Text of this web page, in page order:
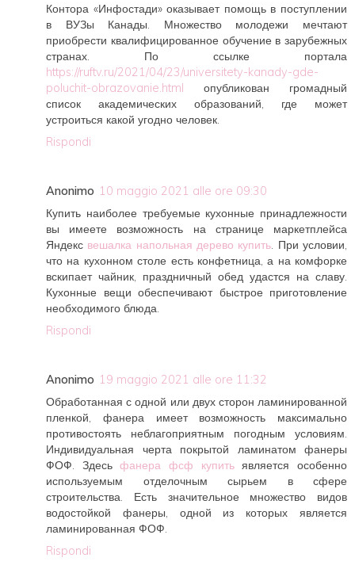
Контора «Инфостади» оказывает помощь в поступлении
в ВУЗы Канады. Множество молодежи мечтают
приобрести квалифицированное обучение в зарубежных
странах. По ссылке портала
https://ruftv.ru/2021/04/23/universitety-kanady-gde-
poluchit-obrazovanie.html опубликован громадный
список академических образований, где может
устроиться какой угодно человек.
Rispondi
Anonimo 10 maggio 2021 alle ore 09:30
Купить наиболее требуемые кухонные принадлежности
вы имеете возможность на странице маркетплейса
Яндекс вешалка напольная дерево купить . При условии,
что на кухонном столе есть конфетница, а на комфорке
вскипает чайник, праздничный обед удастся на славу.
Кухонные вещи обеспечивают быстрое приготовление
необходимого блюда.
Rispondi
Anonimo 19 maggio 2021 alle ore 11:32
Обработанная с одной или двух сторон ламинированной
пленкой, фанера имеет возможность максимально
противостоять неблагоприятным погодным условиям.
Индивидуальная черта покрытой ламинатом фанеры
ФОФ. Здесьфанера фсф купитьявляется особенно
используемым отделочным сырьем в сфере
строительства. Есть значительное множество видов
водостойкой фанеры, одной из которых является
ламинированная ФОФ.
Rispondi